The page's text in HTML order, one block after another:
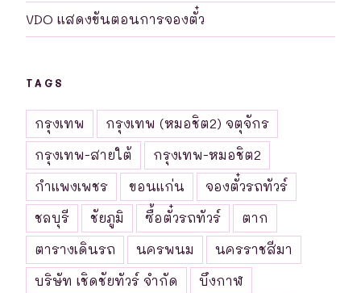
VDO แสดงขันตอนการจองตั๋ว
TAGS
กรุงเทพ
กรุงเทพ (หมอชิต2) จตุจักร
กรุงเทพ-สายใต้
กรุงเทพ-หมอชิต2
กำแพงเพชร
ขอนแก่น
จองตั๋วรถทัวร์
ชลบุรี
ชัยภูมิ ซื้อตั๋วรถทัวร์
ตาก
ตารางเดินรถ
นครพนม
นครราชสีมา
บริษัท เชิดชัยทัวร์ จำกัด
บึงกาฬ